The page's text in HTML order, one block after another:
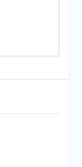
2027.
gimnazije s